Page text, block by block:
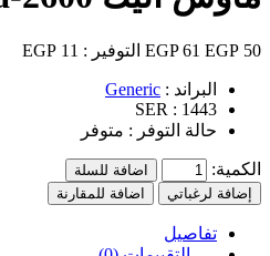
50 EGP
61 EGP التوفير : 11 EGP
البراند : Generic
SER : 1443
حالة التوفر : متوفر
الكمية:
اضافة للسلة
إضافة لرغباتي
اضافة للمقارنة
تفاصيل